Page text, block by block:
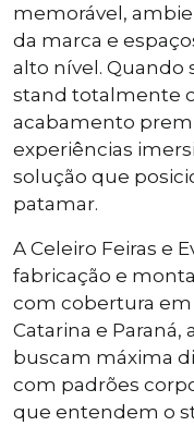
memorável,
da marca e
alto nível. Quando
stand totalmente
acabamento
experiências
solução que
patamar.
A Celeiro Feiras e
fabricação e
com cobertura em
Catarina e
buscam máxima
com padrões
que entendem o